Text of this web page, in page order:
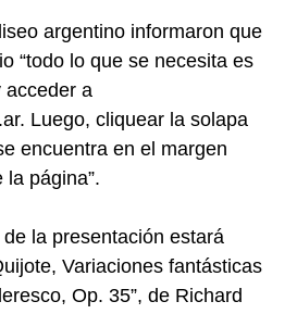
argentino informaron que
“todo lo que se necesita es
acceder a
Luego, cliquear la solapa
encuentra en el margen
página”.
la presentación estará
Variaciones fantásticas
Op. 35”, de Richard